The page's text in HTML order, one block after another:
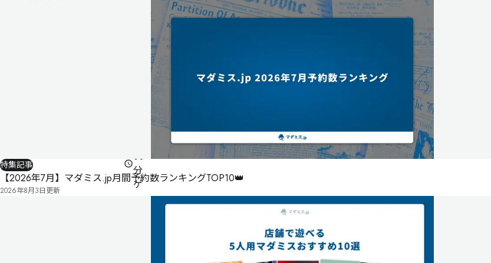
だ！？
60
分
ゲ
特集記事
【2026年7月】マダミス.jp月間予約数ランキングTOP10👑
2026年8月3日更新